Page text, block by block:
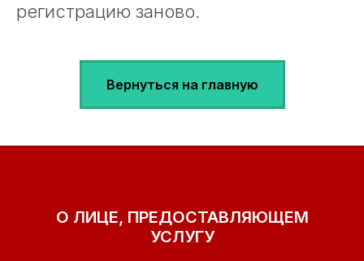
регистрацию заново.
Вернуться на главную
О ЛИЦЕ, ПРЕДОСТАВЛЯЮЩЕМ
УСЛУГУ